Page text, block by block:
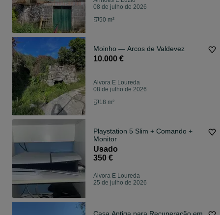
08 de julho de 2026
50 m²
Moinho — Arcos de Valdevez
10.000 €
Alvora E Loureda
08 de julho de 2026
18 m²
Playstation 5 Slim + Comando +
Monitor
Usado
350 €
Alvora E Loureda
25 de julho de 2026